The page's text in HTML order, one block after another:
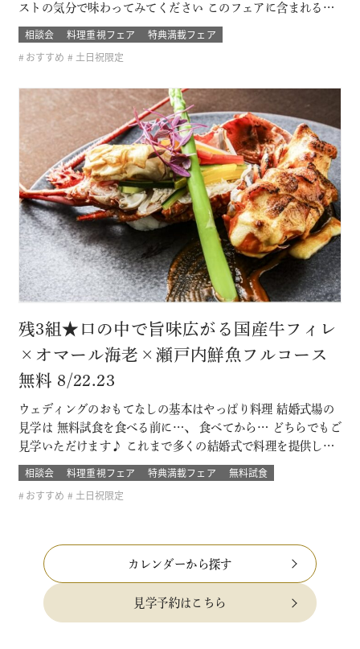
ストの気分で味わってみてください このフェアに含まれるコ
ンテンツ SPECIAL BENEFITS HPからフェア予約された方限
定のご来館特典 特典内容 セフィロトおススメのウェディング
プレゼント有り！内容は来てのお楽しみ！
相談会 料理重視フェア
特典満載フェア
おすすめ
土日祝限定
残3組★口の中で旨味広がる国産牛フィレ
×オマール海老×瀬戸内鮮魚フルコース
無料 8/22.23
ウェディングのおもてなしの基本はやっぱり料理 結婚式場の
見学は 無料試食を食べる前に…、 食べてから… どちらでもご
見学いただけます♪ これまで多くの結婚式で料理を提供して
きた セフィロト総料理長が作っているので、この機会に是
非、ご賞味下さいませ(＾＾) 無料試食はセフィロトオリジナ
ルの珠玉の一品。 結婚式に参加したゲストの気分で味わって
相談会 料理重視フェア 特典満載フェア
無料試食
おすすめ
土日祝限定
カレンダーから探す
見学予約はこちら